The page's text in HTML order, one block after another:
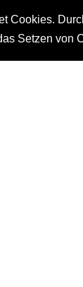
Cookies.
Setzen von